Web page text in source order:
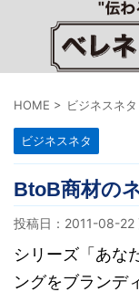
HOME > ビジネスネタ
ビジネスネタ
BtoB商材の
投稿日：2011-08-22
シリーズ「あな
ングをブランデ